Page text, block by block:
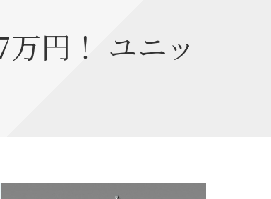
円！ ユニッ